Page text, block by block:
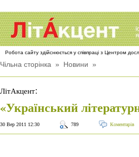
Робота сайту здійснюється у співпраці з Центром
Чільна сторінка » Новини »
ЛітАкцент:
«Український
30 Вер 2011 12:30 789 Коментарів